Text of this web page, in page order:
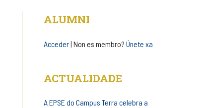
ALUMNI
Acceder| Non es membro? Únete xa
ACTUALIDADE
A EPSE do Campus Terra celebra a